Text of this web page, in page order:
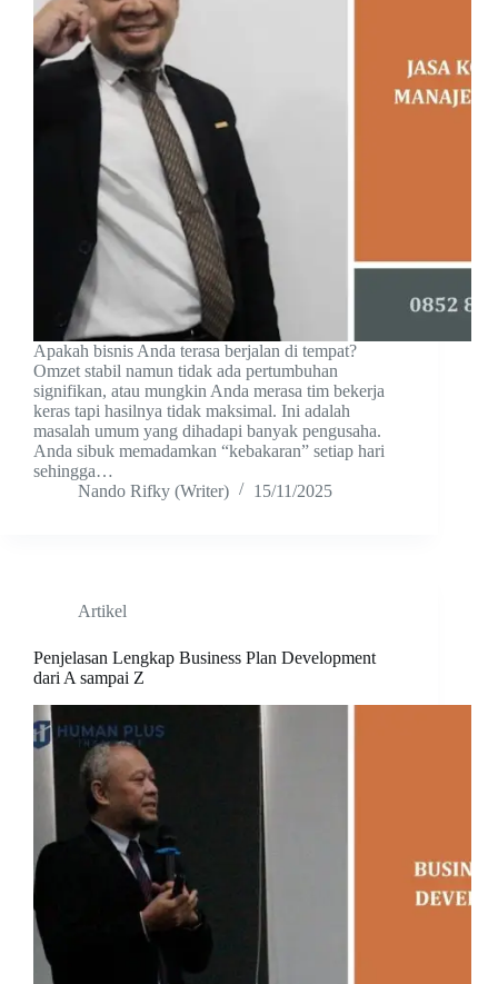
Apakah bisnis Anda terasa berjalan di tempat?
Omzet stabil namun tidak ada pertumbuhan
signifikan, atau mungkin Anda merasa tim bekerja
keras tapi hasilnya tidak maksimal. Ini adalah
masalah umum yang dihadapi banyak pengusaha.
Anda sibuk memadamkan “kebakaran” setiap hari
sehingga…
Nando Rifky (Writer)
15/11/2025
Artikel
Penjelasan Lengkap Business Plan Development
dari A sampai Z